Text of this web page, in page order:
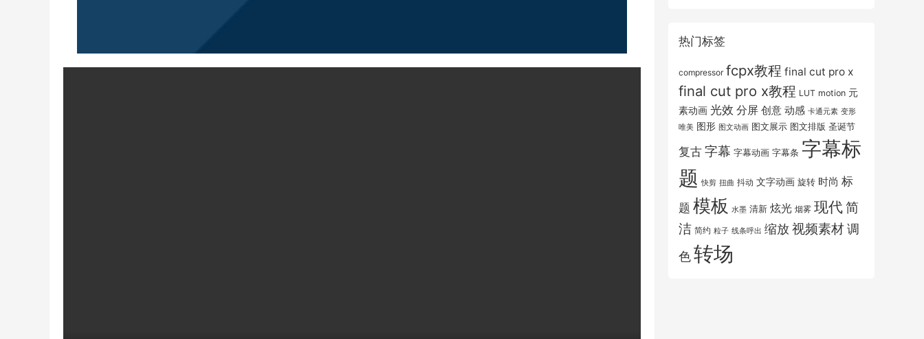
热门标签
compressor fcpx教程 final cut pro x
final cut pro x教程 LUT motion 元
素动画 光效 分屏 创意 动感 卡通元素 变形
唯美 图形 图文动画 图文展示 图文排版 圣诞节
复古 字幕 字幕动画 字幕条 字幕标
题 快剪 扭曲 抖动 文字动画 旋转 时尚 标
题 模板 水墨 清新 炫光 烟雾 现代简
洁 简约 粒子 线条呼出 缩放 视频素材调
色转场